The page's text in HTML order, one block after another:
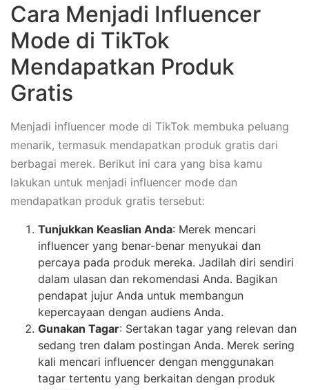
Cara Menjadi Influencer
Mode di TikTok
Mendapatkan Produk
Gratis
Menjadi influencer mode di TikTok membuka peluang
menarik, termasuk mendapatkan produk gratis dari
berbagai merek. Berikut ini cara yang bisa kamu
lakukan untuk menjadi influencer mode dan
mendapatkan produk gratis tersebut:
Tunjukkan Keaslian Anda: Merek mencari
influencer yang benar-benar menyukai dan
percaya pada produk mereka. Jadilah diri sendiri
dalam ulasan dan rekomendasi Anda. Bagikan
pendapat jujur Anda untuk membangun
kepercayaan dengan audiens Anda.
Gunakan Tagar: Sertakan tagar yang relevan dan
sedang tren dalam postingan Anda. Merek sering
kali mencari influencer dengan menggunakan
tagar tertentu yang berkaitan dengan produk